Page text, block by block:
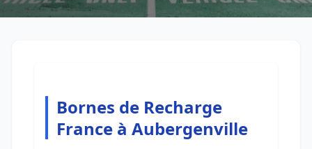
Bornes de Recharge
France à Aubergenville